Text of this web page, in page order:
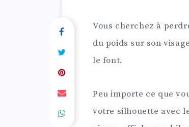
Vous cherchez à
du poids sur son
le font.
Peu importe ce que
votre silhouette avec